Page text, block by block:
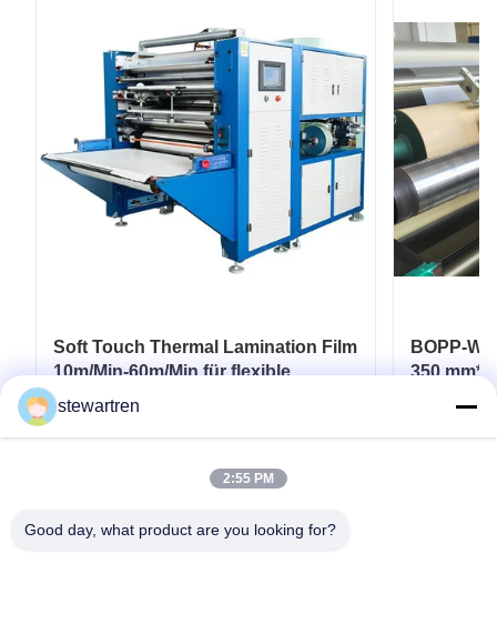
Soft Touch Thermal Lamination Film
10m/Min-60m/Min für flexible
Verpackungen
BOPP-
350
stewartren
2:55 PM
Good day, what product are you looking for?